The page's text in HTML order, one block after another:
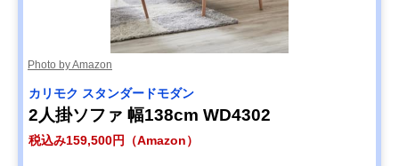
Photo by Amazon
カリモク スタンダードモダン
2人掛ソファ 幅138cm WD4302
税込み159,500円（Amazon）